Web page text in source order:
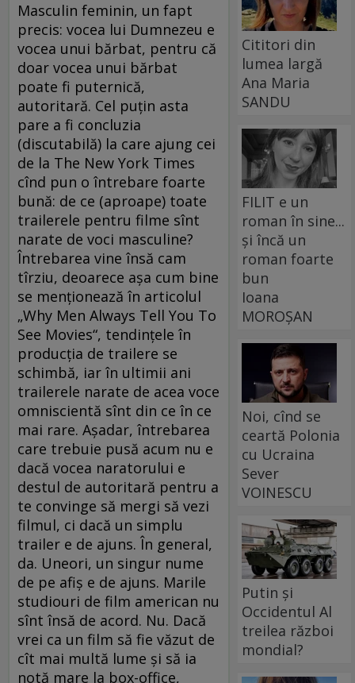
Masculin feminin, un fapt
precis: vocea lui Dumnezeu e
vocea unui bărbat, pentru că
doar vocea unui bărbat
poate fi puternică,
autoritară. Cel puţin asta
pare a fi concluzia
(discutabilă) la care ajung cei
de la The New York Times
cînd pun o întrebare foarte
bună: de ce (aproape) toate
trailerele pentru filme sînt
narate de voci masculine?
Întrebarea vine însă cam
tîrziu, deoarece aşa cum bine
se menţionează în articolul
„Why Men Always Tell You To
See Movies“, tendinţele în
producţia de trailere se
schimbă, iar în ultimii ani
trailerele narate de acea voce
omniscientă sînt din ce în ce
mai rare. Aşadar, întrebarea
care trebuie pusă acum nu e
dacă vocea naratorului e
destul de autoritară pentru a
te convinge să mergi să vezi
filmul, ci dacă un simplu
trailer e de ajuns. În general,
da. Uneori, un singur nume
de pe afiş e de ajuns. Marile
studiouri de film american nu
sînt însă de acord. Nu. Dacă
vrei ca un film să fie văzut de
cît mai multă lume şi să ia
notă mare la box-office,
Cititori din
lumea largă
Ana Maria
SANDU
FILIT e un
roman în sine...
și încă un
roman foarte
bun
Ioana
MOROȘAN
Noi, cînd se
ceartă Polonia
cu Ucraina
Sever
VOINESCU
Putin și
Occidentul Al
treilea război
mondial?